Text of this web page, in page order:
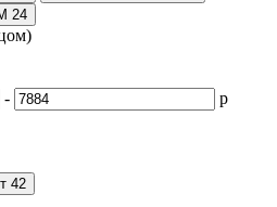
24
-
р
42